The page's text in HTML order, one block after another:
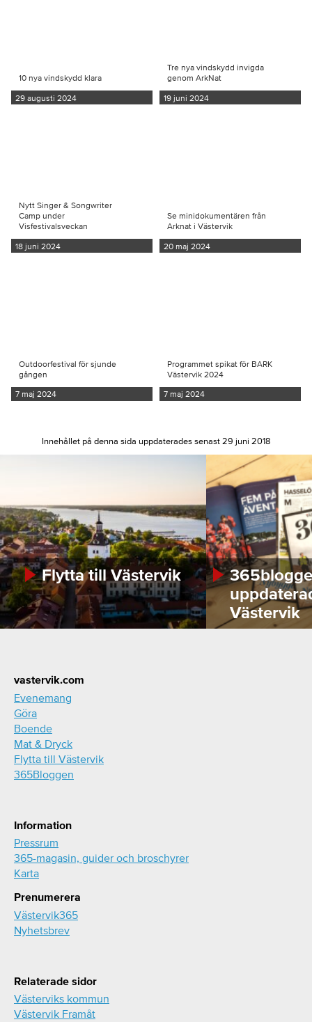
10 nya vindskydd klara
29 augusti 2024
Tre nya vindskydd invigda
genom ArkNat
19 juni 2024
Nytt Singer & Songwriter
Camp under
Visfestivalsveckan
18 juni 2024
Se minidokumentären från
Arknat i Västervik
20 maj 2024
Outdoorfestival för sjunde
gången
7 maj 2024
Programmet spikat för BARK
Västervik 2024
7 maj 2024
Innehållet på denna sida uppdaterades senast 29 juni 2018
Flytta till Västervik
Västervik
Footer
vastervik.com
Evenemang
Göra
Boende
Mat & Dryck
Flytta till Västervik
365Bloggen
Information
Pressrum
365-magasin, guider och broschyrer
Karta
Prenumerera
Västervik365
Nyhetsbrev
Relaterade sidor
Västerviks kommun
Västervik Framåt